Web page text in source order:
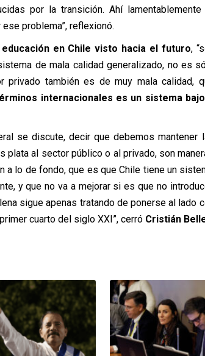
por la transición. Ahí
problema”, reflexionó.
en Chile visto hacia el futuro,
de mala calidad generalizado, no es
también es de muy mala calidad,
internacionales es un sistema
se discute, decir que debemos mantener
al sector público o al privado, son
lo de fondo, que es que Chile tiene un
y que no va a mejorar si es que no
sigue apenas tratando de ponerse al lado
cuarto del siglo XXI”, cerró Cristián